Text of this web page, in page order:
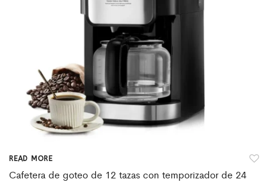
READ MORE
Cafetera de goteo de 12 tazas con temporizador de 24